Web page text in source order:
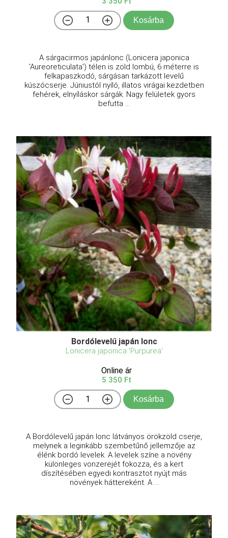
Kosárba
A sárgacirmos japánlonc (Lonicera japonica
'Aureoreticulata') télen is zöld lombú, 6 méterre is
felkapaszkodó, sárgásan tarkázott levelű
kúszócserje. Júniustól nyíló, illatos virágai kezdetben
fehérek, elnyíláskor sárgák. Nagy felületek gyors
befutta ...
Bordólevelű japán lonc
Lonicera japonica 'Purpurea'
Online ár
5 350 Ft
Kosárba
A Bordólevelű japán lonc látványos örökzöld cserje,
melynek a leginkább szembetűnő jellemzője az
élénk bordó levelek. A levelek színe a növény
különleges vonzerejét fokozza, és a kert
díszítésében egyedi kontrasztot nyújt más
növények háttereként. A ...